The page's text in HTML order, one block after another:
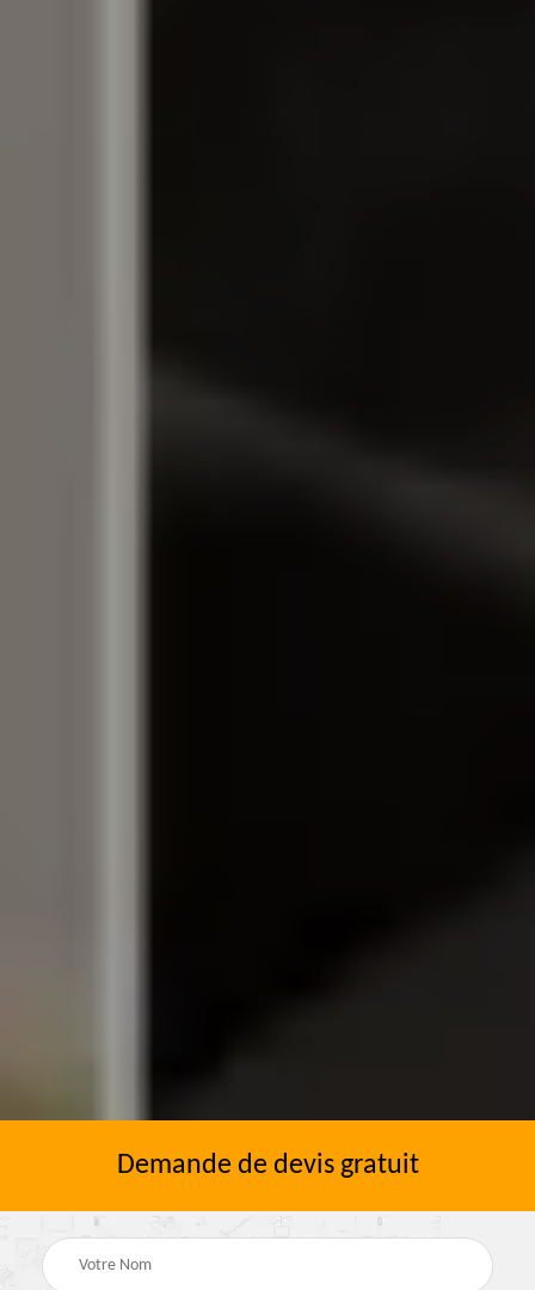
Demande de devis gratuit